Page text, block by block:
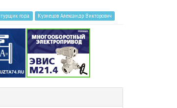
года Кузнецов Александр Викторович